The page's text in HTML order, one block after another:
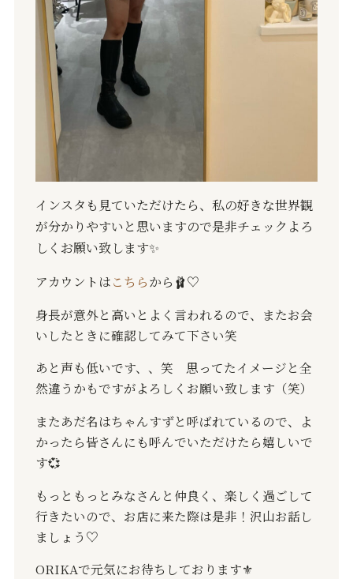
インスタも見ていただけたら、私の好きな世界観
が分かりやすいと思いますので是非チェックよろ
しくお願い致します✨
アカウントはこちらから 🩰♡
身長が意外と高いとよく言われるので、またお会
いしたときに確認してみて下さい笑
あと声も低いです、、笑 思ってたイメージと全
然違うかもですがよろしくお願い致します（笑）
またあだ名はちゃんすずと呼ばれているので、よ
かったら皆さんにも呼んでいただけたら嬉しいで
す💞
もっともっとみなさんと仲良く、楽しく過ごして
行きたいので、お店に来た際は是非！沢山お話し
ましょう ♡
ORIKAで元気にお待ちしております⚜️